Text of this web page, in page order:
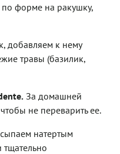
по форме на ракушку,
добавляем к нему
травы (базилик,
За домашней
не переварить ее.
натертым